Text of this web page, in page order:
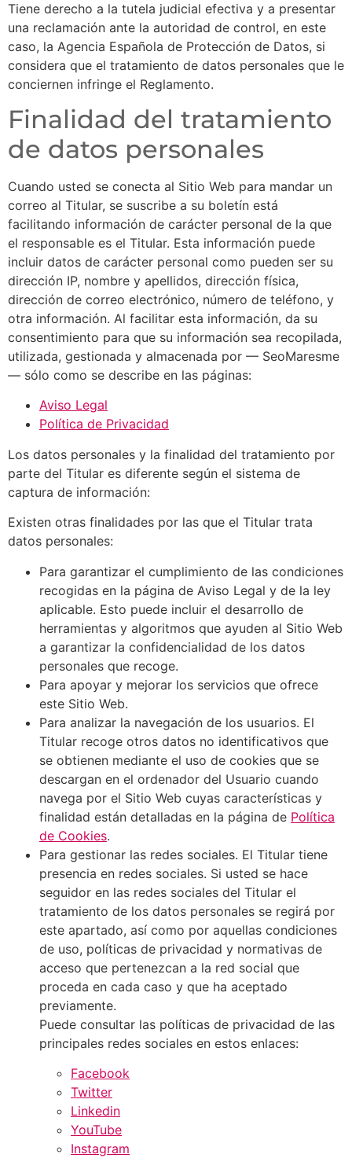
Tiene derecho a la tutela judicial efectiva y a presentar
una reclamación ante la autoridad de control, en este
caso, la Agencia Española de Protección de Datos, si
considera que el tratamiento de datos personales que le
conciernen infringe el Reglamento.
Finalidad del tratamiento
de datos personales
Cuando usted se conecta al Sitio Web para mandar un
correo al Titular, se suscribe a su boletín está
facilitando información de carácter personal de la que
el responsable es el Titular. Esta información puede
incluir datos de carácter personal como pueden ser su
dirección IP, nombre y apellidos, dirección física,
dirección de correo electrónico, número de teléfono, y
otra información. Al facilitar esta información, da su
consentimiento para que su información sea recopilada,
utilizada, gestionada y almacenada por — SeoMaresme
— sólo como se describe en las páginas:
Aviso Legal
Política de Privacidad
Los datos personales y la finalidad del tratamiento por
parte del Titular es diferente según el sistema de
captura de información:
Existen otras finalidades por las que el Titular trata
datos personales:
Para garantizar el cumplimiento de las condiciones
recogidas en la página de Aviso Legal y de la ley
aplicable. Esto puede incluir el desarrollo de
herramientas y algoritmos que ayuden al Sitio Web
a garantizar la confidencialidad de los datos
personales que recoge.
Para apoyar y mejorar los servicios que ofrece
este Sitio Web.
Para analizar la navegación de los usuarios. El
Titular recoge otros datos no identificativos que
se obtienen mediante el uso de cookies que se
descargan en el ordenador del Usuario cuando
navega por el Sitio Web cuyas características y
finalidad están detalladas en la página de Política
de Cookies.
Para gestionar las redes sociales. El Titular tiene
presencia en redes sociales. Si usted se hace
seguidor en las redes sociales del Titular el
tratamiento de los datos personales se regirá por
este apartado, así como por aquellas condiciones
de uso, políticas de privacidad y normativas de
acceso que pertenezcan a la red social que
proceda en cada caso y que ha aceptado
previamente.
Puede consultar las políticas de privacidad de las
principales redes sociales en estos enlaces:
Facebook
Twitter
Linkedin
YouTube
Instagram